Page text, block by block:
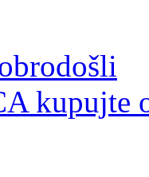
kupujte